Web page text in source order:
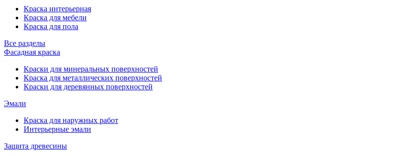
Краска интерьерная
Краска для мебели
Краска для пола
Все разделы
Фасадная краска
Краски для минеральных поверхностей
Краска для металлических поверхностей
Краски для деревянных поверхностей
Эмали
Краска для наружных работ
Интерьерные эмали
Защита древесины